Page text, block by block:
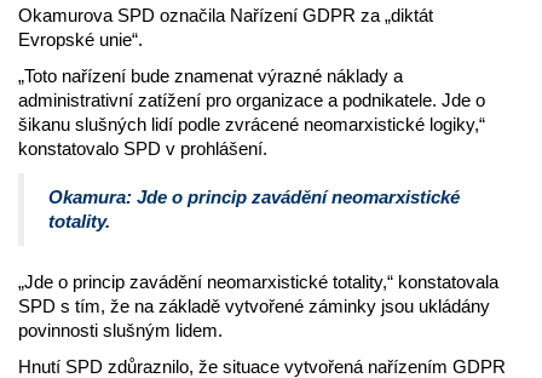
Okamurova SPD označila Nařízení GDPR za „diktát
Evropské unie“.
„Toto nařízení bude znamenat výrazné náklady a
administrativní zatížení pro organizace a podnikatele. Jde o
šikanu slušných lidí podle zvrácené neomarxistické logiky,“
konstatovalo SPD v prohlášení.
Okamura: Jde o princip zavádění neomarxistické
totality.
„Jde o princip zavádění neomarxistické totality,“ konstatovala
SPD s tím, že na základě vytvořené záminky jsou ukládány
povinnosti slušným lidem.
Hnutí SPD zdůraznilo, že situace vytvořená nařízením GDPR